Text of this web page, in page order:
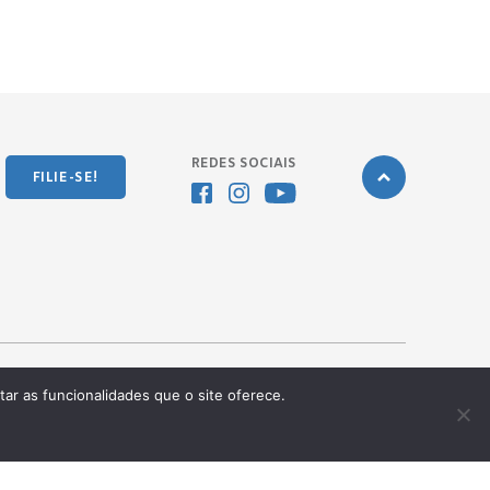
FILIE-SE!
REDES SOCIAIS
Desenvolvido pela
as funcionalidades que o site oferece.